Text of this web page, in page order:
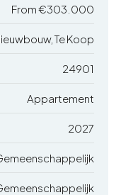
From€303.000
Te Koop
24901
Appartement
2027